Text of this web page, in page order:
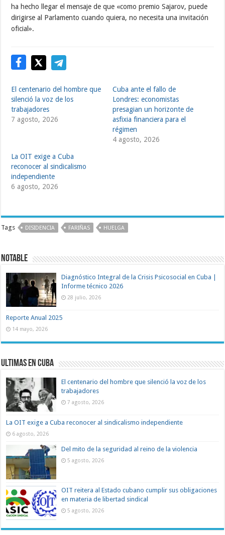
ha hecho llegar el mensaje de que «como premio Sajarov, puede
dirigirse al Parlamento cuando quiera, no necesita una invitación
oficial».
El centenario del hombre que
silenció la voz de los
trabajadores
7 agosto, 2026
Cuba ante el fallo de
Londres: economistas
presagian un horizonte de
asfixia financiera para el
régimen
4 agosto, 2026
La OIT exige a Cuba
reconocer al sindicalismo
independiente
6 agosto, 2026
Tags DISIDENCIA FARIÑAS HUELGA
Notable
Diagnóstico Integral de la Crisis Psicosocial en Cuba |
Informe técnico 2026
28 julio, 2026
Reporte Anual 2025
14 mayo, 2026
Ultimas en Cuba
El centenario del hombre que silenció la voz de los
trabajadores
7 agosto, 2026
La OIT exige a Cuba reconocer al sindicalismo independiente
6 agosto, 2026
Del mito de la seguridad al reino de la violencia
5 agosto, 2026
OIT reitera al Estado cubano cumplir sus obligaciones
en materia de libertad sindical
5 agosto, 2026